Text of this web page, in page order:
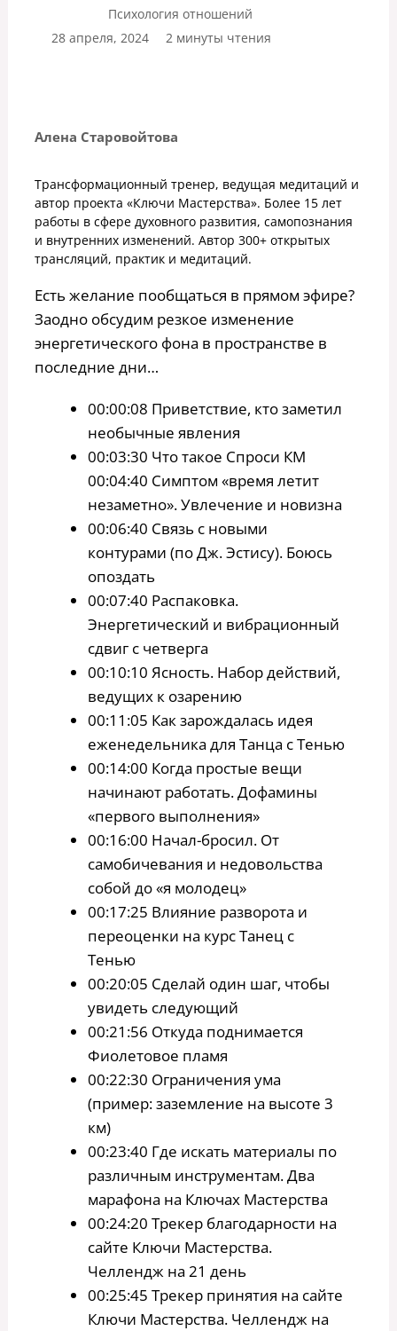
Психология отношений
28 апреля, 2024
2 минуты чтения
Алена Старовойтова
Трансформационный тренер, ведущая медитаций и
автор проекта «Ключи Мастерства». Более 15 лет
работы в сфере духовного развития, самопознания
и внутренних изменений. Автор 300+ открытых
трансляций, практик и медитаций.
Есть желание пообщаться в прямом эфире?
Заодно обсудим резкое изменение
энергетического фона в пространстве в
последние дни…
00:00:08 Приветствие, кто заметил
необычные явления
00:03:30 Что такое Спроси КМ
00:04:40 Симптом «время летит
незаметно». Увлечение и новизна
00:06:40 Связь с новыми
контурами (по Дж. Эстису). Боюсь
опоздать
00:07:40 Распаковка.
Энергетический и вибрационный
сдвиг с четверга
00:10:10 Ясность. Набор действий,
ведущих к озарению
00:11:05 Как зарождалась идея
еженедельника для Танца с Тенью
00:14:00 Когда простые вещи
начинают работать. Дофамины
«первого выполнения»
00:16:00 Начал-бросил. От
самобичевания и недовольства
собой до «я молодец»
00:17:25 Влияние разворота и
переоценки на курс Танец с
Тенью
00:20:05 Сделай один шаг, чтобы
увидеть следующий
00:21:56 Откуда поднимается
Фиолетовое пламя
00:22:30 Ограничения ума
(пример: заземление на высоте 3
км)
00:23:40 Где искать материалы по
различным инструментам. Два
марафона на Ключах Мастерства
00:24:20 Трекер благодарности на
сайте Ключи Мастерства.
Челлендж на 21 день
00:25:45 Трекер принятия на сайте
Ключи Мастерства. Челлендж на